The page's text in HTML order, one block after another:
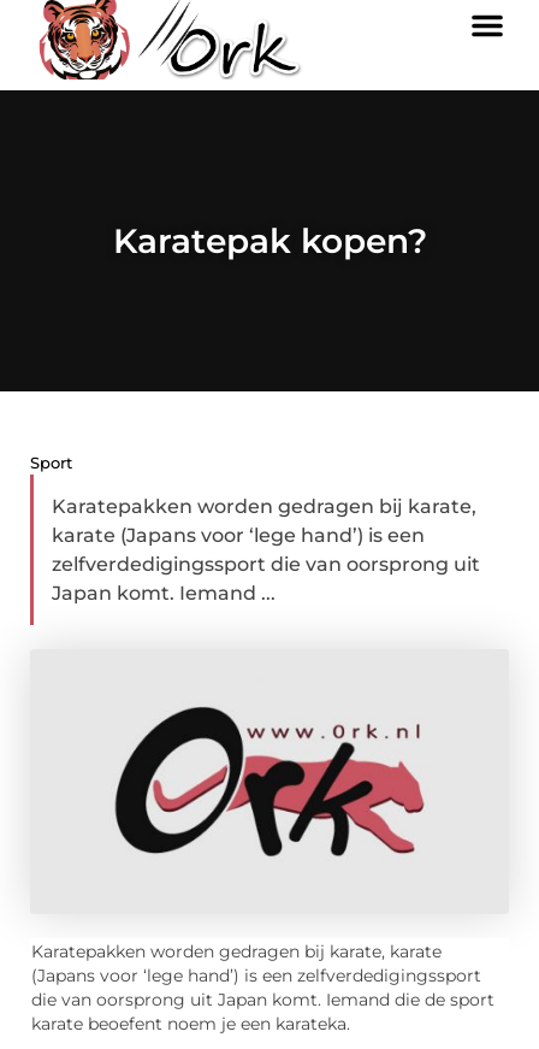
Karatepak kopen?
Sport
Karatepakken worden gedragen bij karate,
karate (Japans voor ‘lege hand’) is een
zelfverdedigingssport die van oorsprong uit
Japan komt. Iemand ...
Karatepakken worden gedragen bij karate, karate
(Japans voor ‘lege hand’) is een zelfverdedigingssport
die van oorsprong uit Japan komt. Iemand die de sport
karate beoefent noem je een karateka.